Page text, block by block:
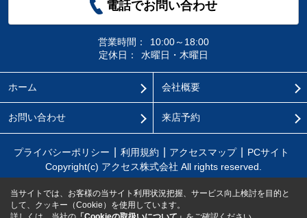
電話でお問い合わせ
営業時間：
10:00～18:00
定休日：
水曜日・木曜日
ホーム 会社概要
お問い合わせ 来店予約
プライバシーポリシー 利用規約 アクセスマップ
PCサイト
Copyright(c) アクセス株式会社 All rights reserved.
当サイトでは、お客様の当サイト利用状況把握、サービス向上検討を目的と
して、クッキー（Cookie）を使用しています。